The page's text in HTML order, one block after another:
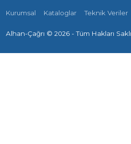
Kurumsal Kataloglar Teknik Veriler
Alhan-Çağrı © 2026 - Tüm Hakları